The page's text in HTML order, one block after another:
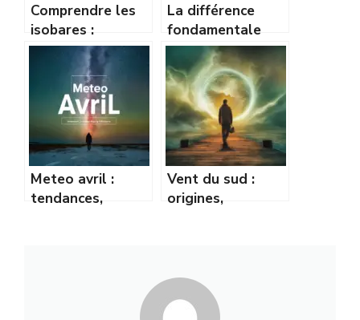
Comprendre les
isobares :
comment lire une
carte de pression
comme un pro
La différence
fondamentale
entre
météorologie et
climatologie
expliquée
Meteo avril :
tendances,
Vent du sud :
origines,